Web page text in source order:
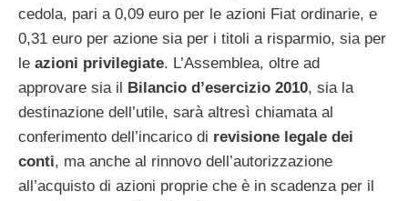
cedola, pari a 0,09 euro per le azioni Fiat ordinarie, e
0,31 euro per azione sia per i titoli a risparmio, sia per
le azioni privilegiate. L’Assemblea, oltre ad
approvare sia il
Bilancio d’esercizio 2010, sia la
destinazione dell’utile, sarà altresì chiamata al
conferimento dell’incarico di revisione legale dei
conti, ma anche al rinnovo dell’autorizzazione
all’acquisto di azioni proprie che è in scadenza per il